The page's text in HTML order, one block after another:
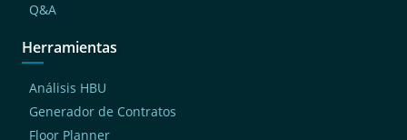
Q&A
Herramientas
Análisis HBU
Generador de Contratos
Floor Planner